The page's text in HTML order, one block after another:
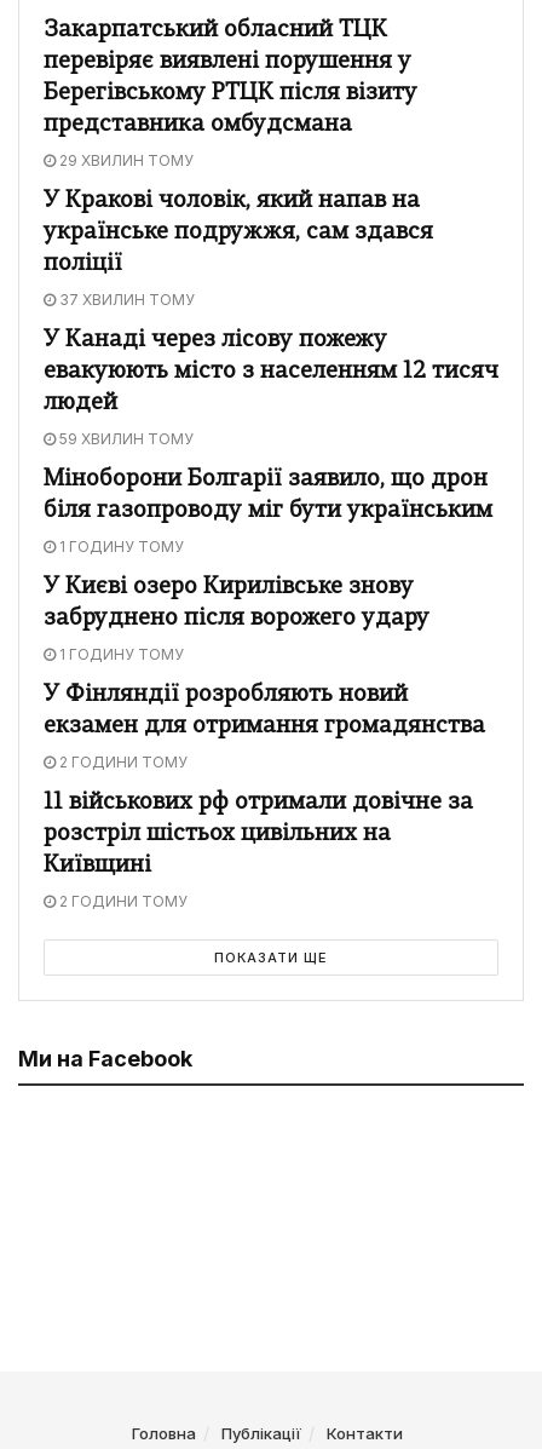
Закарпатський обласний ТЦК
перевіряє виявлені порушення у
Берегівському РТЦК після візиту
представника омбудсмана
29 ХВИЛИН ТОМУ
У Кракові чоловік, який напав на
українське подружжя, сам здався
поліції
37 ХВИЛИН ТОМУ
У Канаді через лісову пожежу
евакуюють місто з населенням 12 тисяч
людей
59 ХВИЛИН ТОМУ
Міноборони Болгарії заявило, що дрон
біля газопроводу міг бути українським
1 ГОДИНУ ТОМУ
У Києві озеро Кирилівське знову
забруднено після ворожего удару
1 ГОДИНУ ТОМУ
У Фінляндії розробляють новий
екзамен для отримання громадянства
2 ГОДИНИ ТОМУ
11 військових рф отримали довічне за
розстріл шістьох цивільних на
Київщині
2 ГОДИНИ ТОМУ
ПОКАЗАТИ ЩЕ
Ми на Facebook
Головна Публікації Контакти